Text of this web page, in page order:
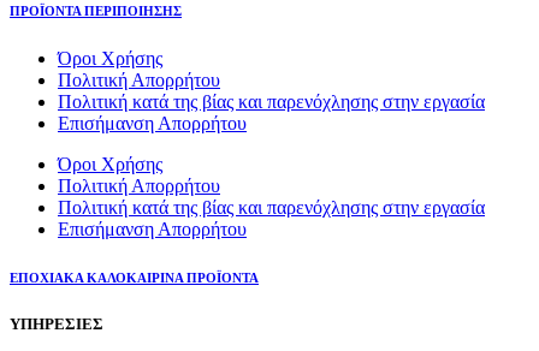
ΠΡΟΪΟΝΤΑ ΠΕΡΙΠΟΙΗΣΗΣ
Όροι Χρήσης
Πολιτική Απορρήτου
Πολιτική κατά της βίας και παρενόχλησης στην εργασία
Επισήμανση Απορρήτου
Όροι Χρήσης
Πολιτική Απορρήτου
Πολιτική κατά της βίας και παρενόχλησης στην εργασία
Επισήμανση Απορρήτου
ΕΠΟΧΙΑΚΑ ΚΑΛΟΚΑΙΡΙΝΑ ΠΡΟΪΟΝΤΑ
ΥΠΗΡΕΣΙΕΣ